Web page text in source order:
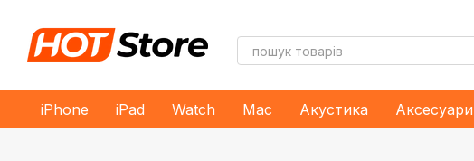
iPhone iPad Watch Mac Акустика Аксесуари